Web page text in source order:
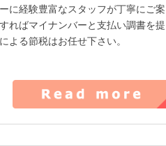
に経験豊富なスタッフが丁寧にご案
ればマイナンバーと支払い調書を提
よる節税はお任せ下さい。